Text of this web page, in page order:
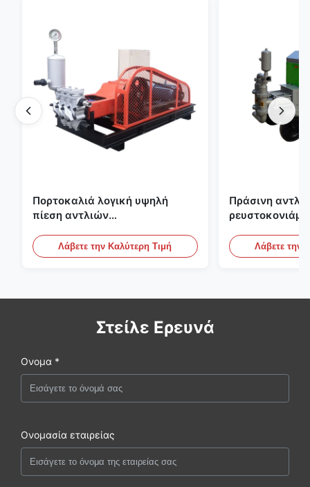
Πορτοκαλιά λογική υψηλή
πίεση αντλιών
του ISO που εμποτίζει την
αντλία
Λάβετε την Καλύτερη Τιμή
Πράσινη
πατωμάτων
Λάβετε την
Στείλε Ερευνά
Ονομα *
Ονομασία εταιρείας